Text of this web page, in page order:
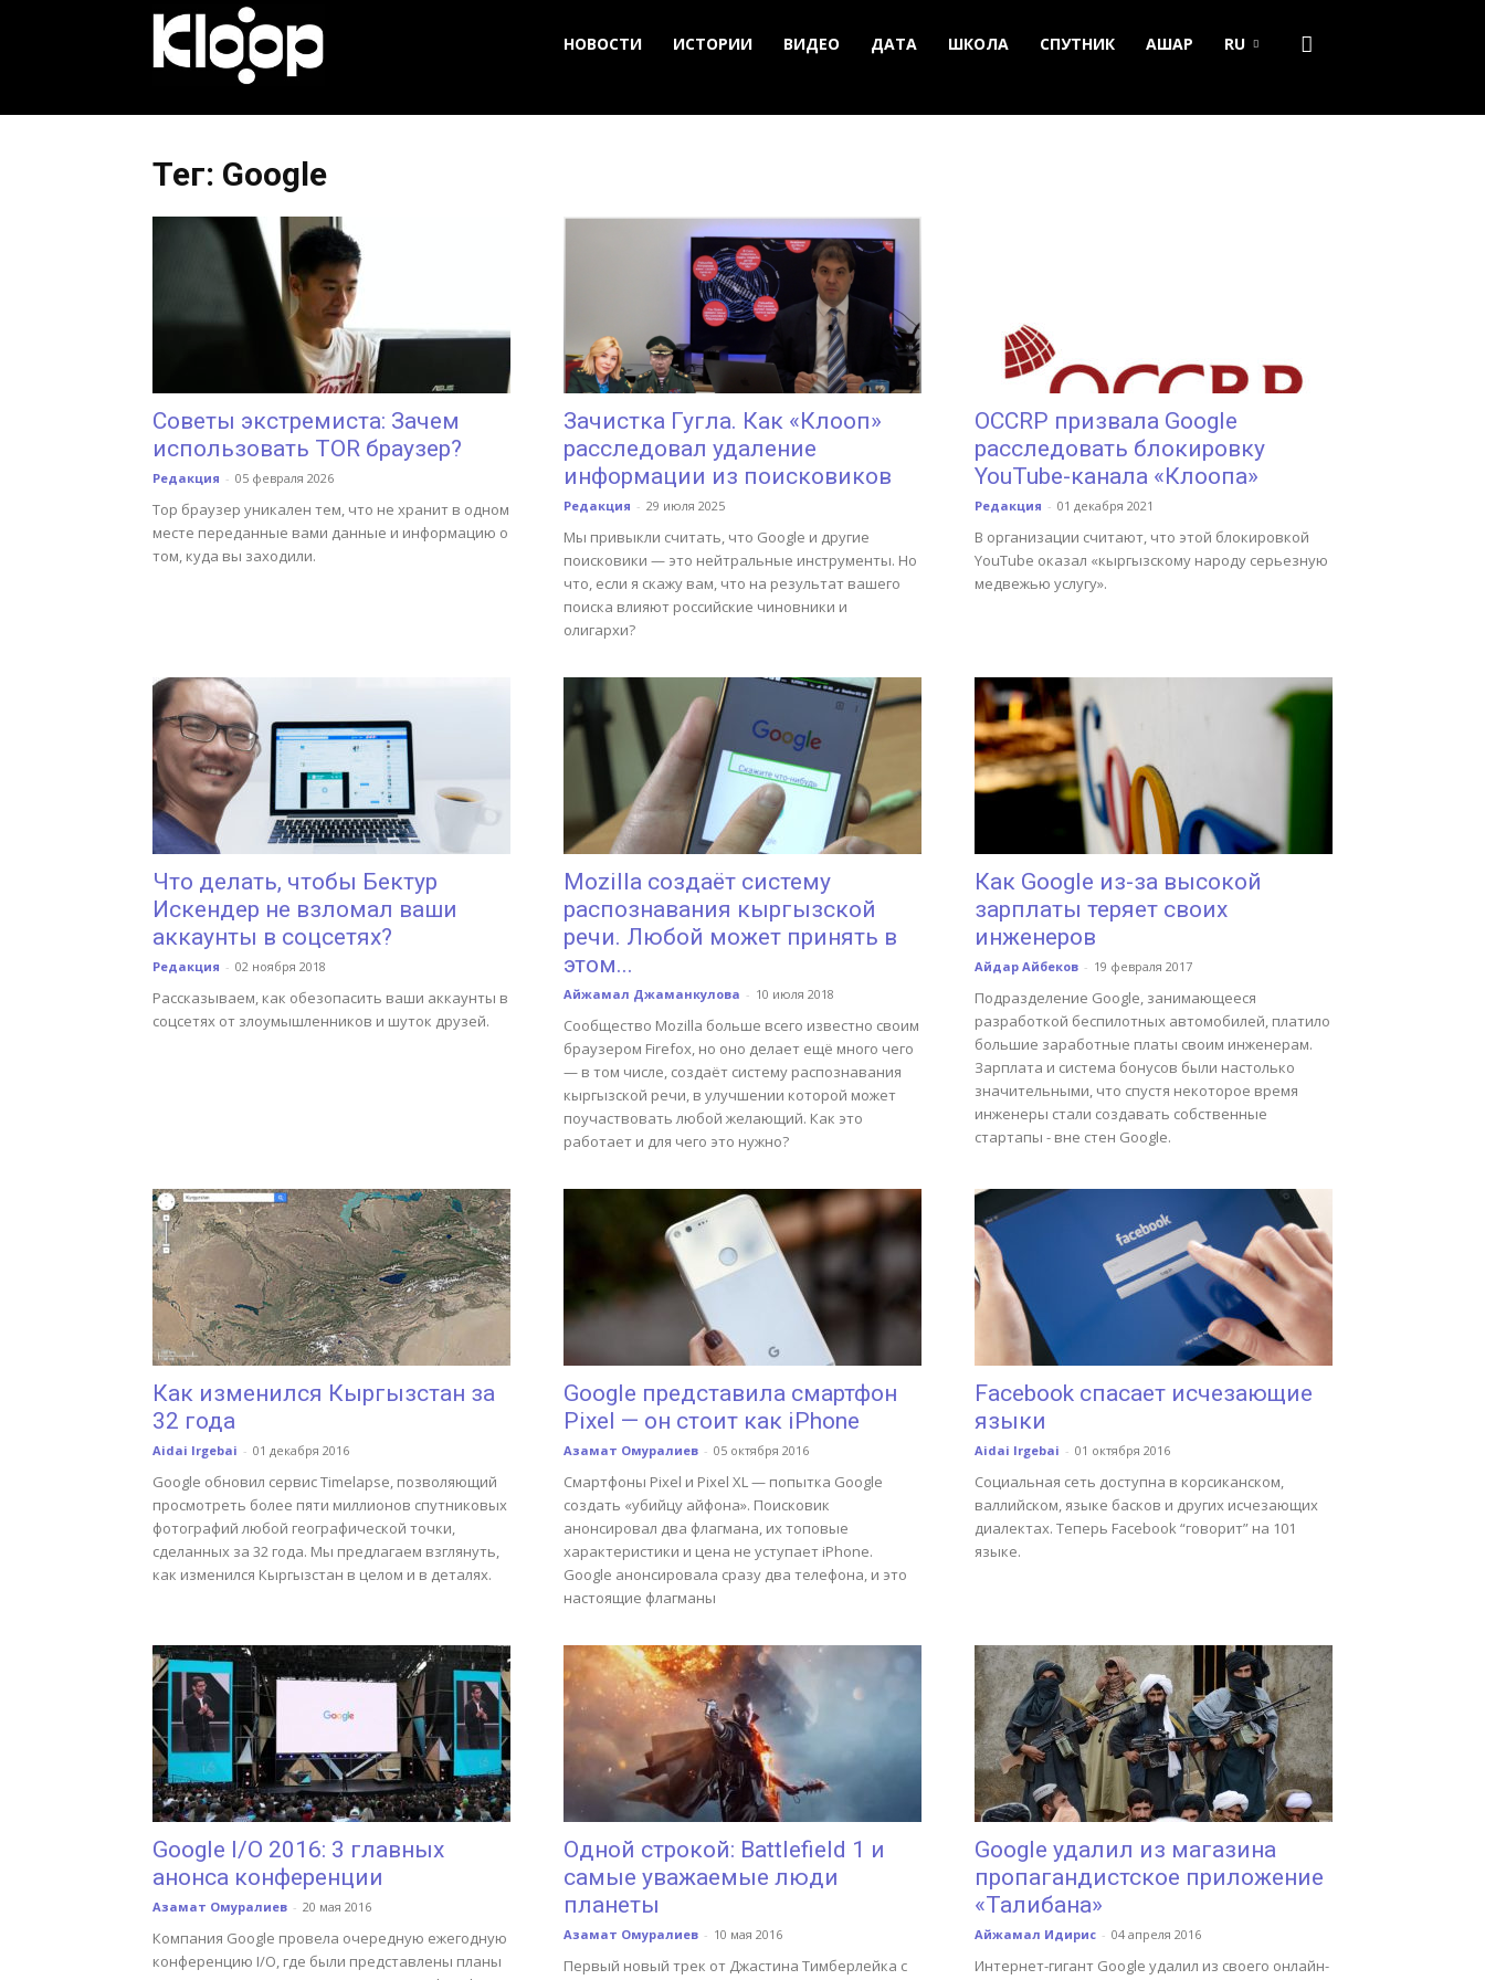
Новости
Кыргызстана
НОВОСТИ ИСТОРИИ ВИДЕО ДАТА ШКОЛА СПУТНИК АШАР RU
Тег: Google
Советы экстремиста: Зачем
использовать TOR браузер?
Редакция - 05 февраля 2026
Тор браузер уникален тем, что не хранит в одном
месте переданные вами данные и информацию о
том, куда вы заходили.
Зачистка Гугла. Как «Клооп»
расследовал удаление
информации из поисковиков
Редакция - 29 июля 2025
Мы привыкли считать, что Google и другие
поисковики — это нейтральные инструменты. Но
что, если я скажу вам, что на результат вашего
поиска влияют российские чиновники и
олигархи?
OCCRP призвала Google
расследовать блокировку
YouTube-канала «Клоопа»
Редакция - 01 декабря 2021
В организации считают, что этой блокировкой
YouTube оказал «кыргызскому народу серьезную
медвежью услугу».
Что делать, чтобы Бектур
Искендер не взломал ваши
аккаунты в соцсетях?
Редакция - 02 ноября 2018
Рассказываем, как обезопасить ваши аккаунты в
соцсетях от злоумышленников и шуток друзей.
Mozilla создаёт систему
распознавания кыргызской
речи. Любой может принять в
этом...
Айжамал Джаманкулова - 10 июля 2018
Сообщество Mozilla больше всего известно своим
браузером Firefox, но оно делает ещё много чего
— в том числе, создаёт систему распознавания
кыргызской речи, в улучшении которой может
поучаствовать любой желающий. Как это
работает и для чего это нужно?
Как Google из-за высокой
зарплаты теряет своих
инженеров
Айдар Айбеков - 19 февраля 2017
Подразделение Google, занимающееся
разработкой беспилотных автомобилей, платило
большие заработные платы своим инженерам.
Зарплата и система бонусов были настолько
значительными, что спустя некоторое время
инженеры стали создавать собственные
стартапы - вне стен Google.
Как изменился Кыргызстан за
32 года
Aidai Irgebai - 01 декабря 2016
Google обновил сервис Timelapse, позволяющий
просмотреть более пяти миллионов спутниковых
фотографий любой географической точки,
сделанных за 32 года. Мы предлагаем взглянуть,
как изменился Кыргызстан в целом и в деталях.
Google представила смартфон
Pixel — он стоит как iPhone
Азамат Омуралиев - 05 октября 2016
Смартфоны Pixel и Pixel XL — попытка Google
создать «убийцу айфона». Поисковик
анонсировал два флагмана, их топовые
характеристики и цена не уступает iPhone.
Google анонсировала сразу два телефона, и это
настоящие флагманы
Facebook спасает исчезающие
языки
Aidai Irgebai - 01 октября 2016
Социальная сеть доступна в корсиканском,
валлийском, языке басков и других исчезающих
диалектах. Теперь Facebook “говорит” на 101
языке.
Google I/O 2016: 3 главных
анонса конференции
Азамат Омуралиев - 20 мая 2016
Компания Google провела очередную ежегодную
конференцию I/O, где были представлены планы
Одной строкой: Battlefield 1 и
самые уважаемые люди
планеты
Азамат Омуралиев - 10 мая 2016
Первый новый трек от Джастина Тимберлейка с
Google удалил из магазина
пропагандистское приложение
«Талибана»
Айжамал Идирис - 04 апреля 2016
Интернет-гигант Google удалил из своего онлайн-